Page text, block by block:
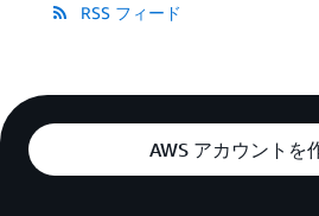
RSS フィード
AWS アカウントを